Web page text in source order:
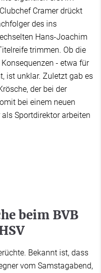
Cramer drückt
des ins
Hans-Joachim
trimmen. Ob die
- etwa für
ist unklar. Zuletzt gab es
der bei der
bei einem neuen
Sportdirektor arbeiten
beim BVB
Bekannt ist, dass
vom Samstagabend,